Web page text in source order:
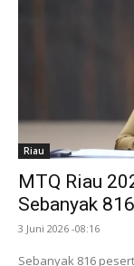
Riau
MTQ Riau
Sebanyak
3 Juni 2026 -08:16
Sebanyak 816